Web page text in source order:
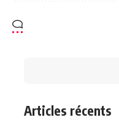
Articles récents